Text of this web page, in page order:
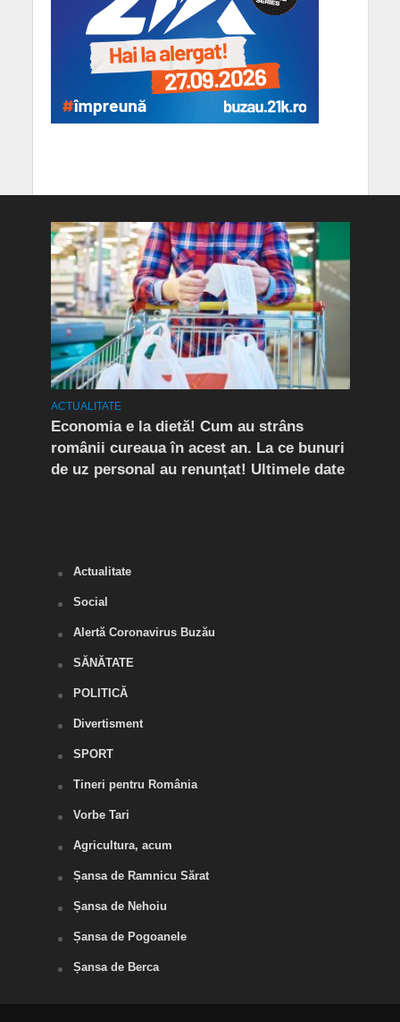
ACTUALITATE
Economia e la dietă! Cum au strâns
românii cureaua în acest an. La ce bunuri
de uz personal au renunțat! Ultimele date
Actualitate
Social
Alertă Coronavirus Buzău
SĂNĂTATE
POLITICĂ
Divertisment
SPORT
Tineri pentru România
Vorbe Tari
Agricultura, acum
Șansa de Ramnicu Sărat
Șansa de Nehoiu
Șansa de Pogoanele
Șansa de Berca